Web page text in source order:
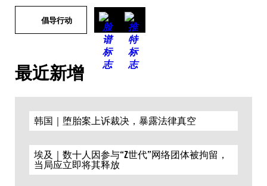
倡导行动
最近新增
韩国｜堕胎案上诉裁决，暴露法律真空
埃及｜数十人因参与“Z世代”网络团体被拘留，
当局应立即将其释放